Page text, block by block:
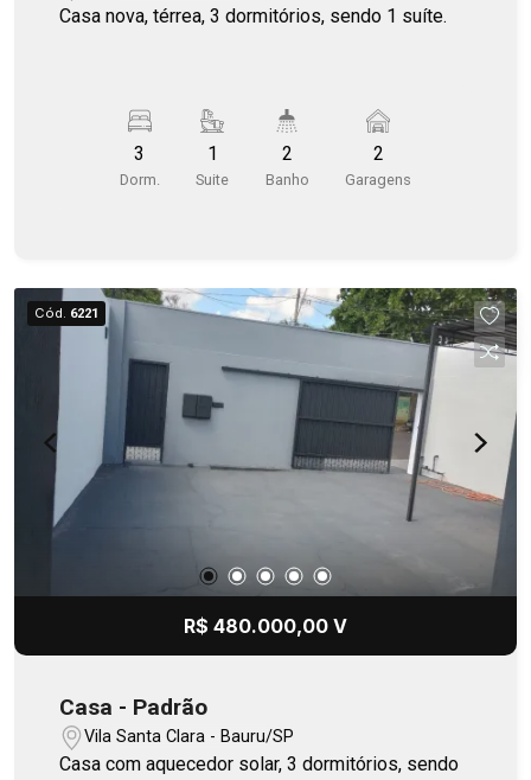
Casa nova, térrea, 3 dormitórios, sendo 1 suíte.
3
Dorm.
1
Suite
2
Banho
2
Garagens
Cód. 6221
R$ 480.000,00 V
Casa - Padrão
Vila Santa Clara - Bauru/SP
Casa com aquecedor solar, 3 dormitórios, sendo